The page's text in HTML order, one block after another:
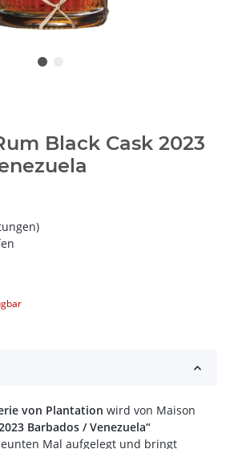
Black Cask 2023
von Plantation wird von Maison
Barbados / Venezuela“
Mal aufgelegt und bringt